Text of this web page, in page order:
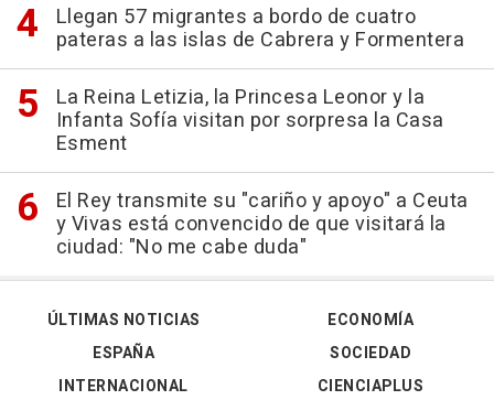
Llegan 57 migrantes a bordo de cuatro
pateras a las islas de Cabrera y Formentera
La Reina Letizia, la Princesa Leonor y la
Infanta Sofía visitan por sorpresa la Casa
Esment
El Rey transmite su "cariño y apoyo" a Ceuta
y Vivas está convencido de que visitará la
ciudad: "No me cabe duda"
ÚLTIMAS NOTICIAS
ESPAÑA
INTERNACIONAL
ECONOMÍA
SOCIEDAD
CIENCIAPLUS